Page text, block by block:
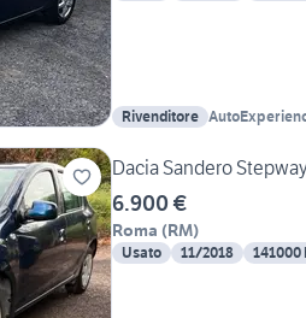
Rivenditore
Dacia Sandero
6.900 €
Roma (RM)
Usato 11/2018 141000